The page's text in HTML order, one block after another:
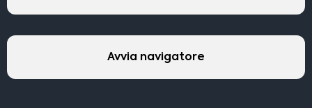
Avvia navigatore